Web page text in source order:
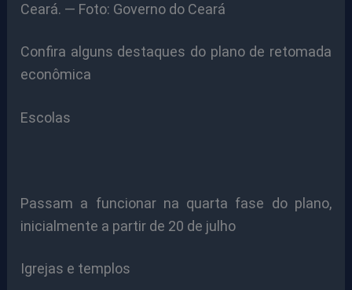
Ceará. — Foto: Governo do Ceará
Confira alguns destaques do plano de retomada
econômica
Escolas
Passam a funcionar na quarta fase do plano,
inicialmente a partir de 20 de julho
Igrejas e templos